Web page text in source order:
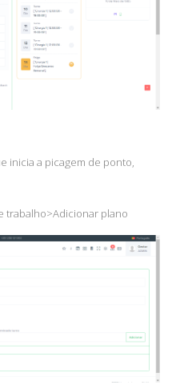
inicia a picagem de ponto,
trabalho>Adicionar plano